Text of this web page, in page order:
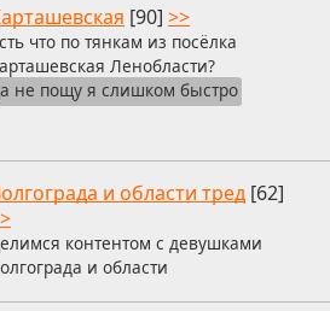
[90] >>
что по тянкам из посёлка
Ленобласти?
не пощу я слишком быстро
и области тред [62]
контентом с девушками
и области